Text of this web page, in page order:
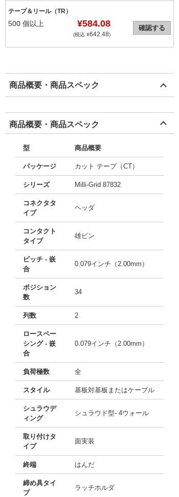
テープ＆リール（TR）
500 個以上 ¥584.08
(税込 ¥642.48)
確認する
商品概要・商品スペック
商品概要・商品スペック
型 商品概要
パッケージ カット テープ（CT）
シリーズ Milli-Grid 87832
コネクタタ
イプ
ヘッダ
コンタクト
タイプ
雄ピン
ピッチ - 嵌
合
0.079インチ（2.00mm）
ポジション
数
34
列数 2
ロースペー
シング - 嵌
合
0.079インチ（2.00mm）
負荷極数 全
スタイル 基板対基板またはケーブル
シュラウデ
ィング
シュラウド型- 4ウォール
取り付けタ
イプ
面実装
終端 はんだ
締め具タイ
プ
ラッチホルダ